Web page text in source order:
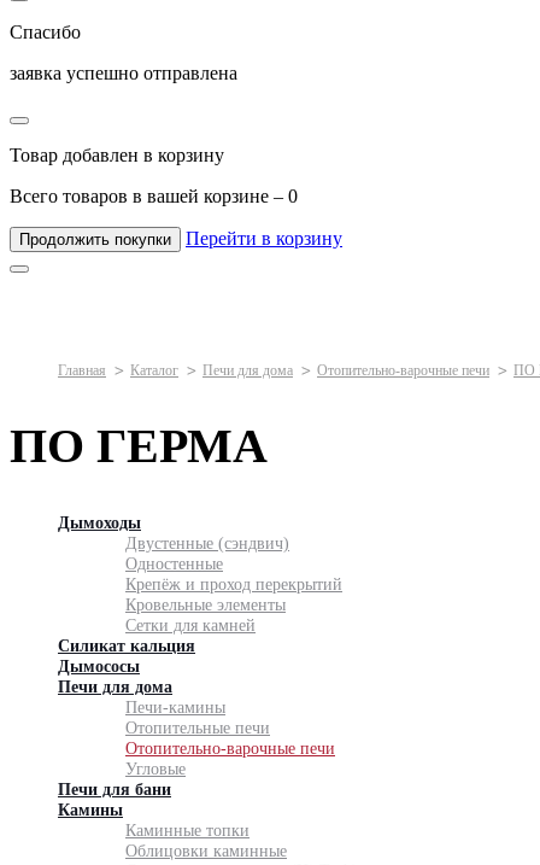
Спасибо
заявка успешно отправлена
Товар добавлен в корзину
Всего товаров в вашей корзине – 0
Продолжить покупки Перейти в корзину
Главная Каталог Печи для дома Отопительно-варочные печи ПО
ПО ГЕРМА
Дымоходы
Двустенные (сэндвич)
Одностенные
Крепёж и проход перекрытий
Кровельные элементы
Сетки для камней
Силикат кальция
Дымососы
Печи для дома
Печи-камины
Отопительные печи
Отопительно-варочные печи
Угловые
Печи для бани
Камины
Каминные топки
Облицовки каминные